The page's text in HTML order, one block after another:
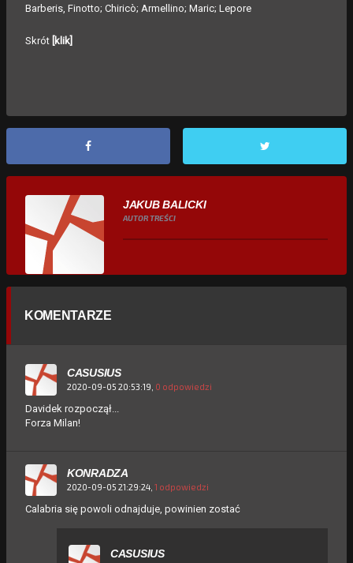
Barberis, Finotto; Chiricò; Armellino; Maric; Lepore
Skrót [klik]
JAKUB BALICKI
AUTOR TREŚCI
KOMENTARZE
CASUSIUS
2020-09-05 20:53:19, 0 odpowiedzi
Davidek rozpoczął...
Forza Milan!
KONRADZA
2020-09-05 21:29:24, 1 odpowiedzi
Calabria się powoli odnajduje, powinien zostać
CASUSIUS